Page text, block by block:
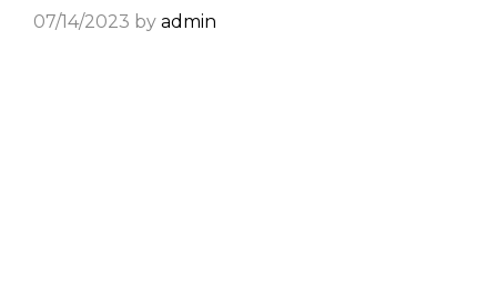
07/14/2023 by admin